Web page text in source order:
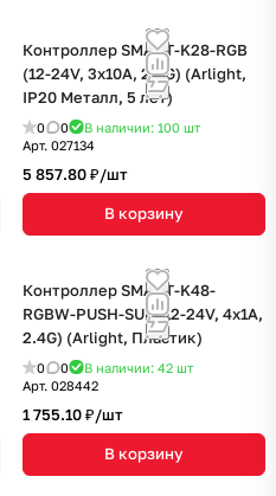
Контроллер SMART-K28-RGB
(12-24V, 3x10A, 2.4G) (Arlight,
IP20 Металл, 5 лет)
0 0 В наличии: 100 шт
Арт. 027134
5 857.80 ₽/шт
В корзину
Контроллер SMART-K48-
RGBW-PUSH-SUF (12-24V, 4x1A,
2.4G) (Arlight, Пластик)
0 0 В наличии: 42 шт
Арт. 028442
1 755.10 ₽/шт
В корзину